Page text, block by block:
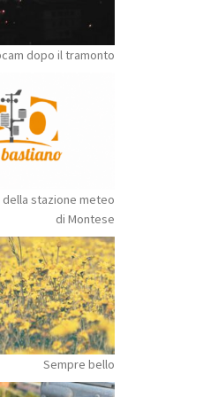
dopo il tramonto
della stazione meteo
di Montese
Sempre bello